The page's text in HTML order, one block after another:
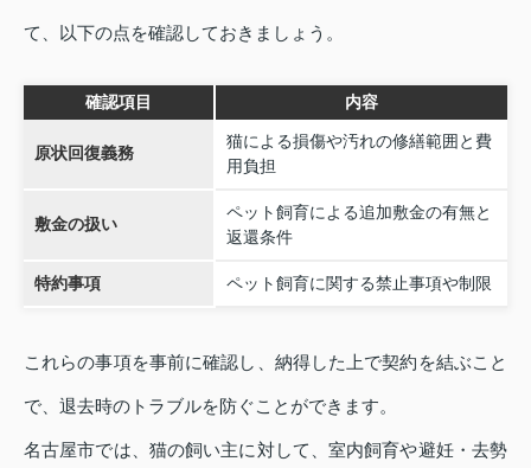
て、以下の点を確認しておきましょう。
確認項目 内容
原状回復義務
猫による損傷や汚れの修繕範囲と費
用負担
敷金の扱い
ペット飼育による追加敷金の有無と
返還条件
特約事項 ペット飼育に関する禁止事項や制限
これらの事項を事前に確認し、納得した上で契約を結ぶこと
で、退去時のトラブルを防ぐことができます。
名古屋市では、猫の飼い主に対して、室内飼育や避妊・去勢